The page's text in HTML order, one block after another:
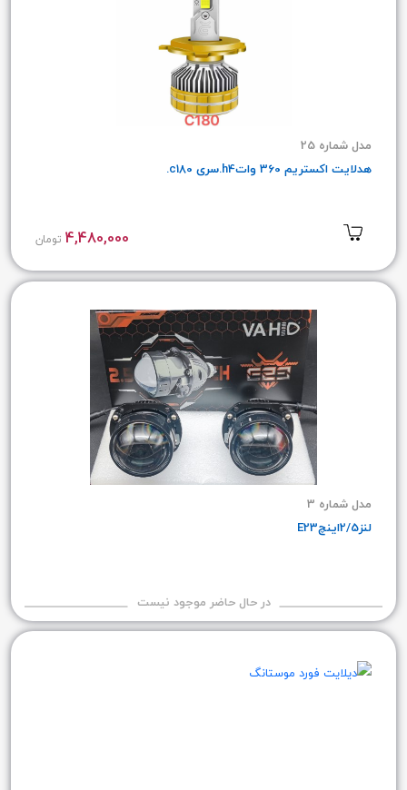
مدل شماره 25
هدلایت اکستریم 360 واتh4.سری c180.
4,480,000 تومان
مدل شماره 3
لنز2/5اینچE23
در حال حاضر موجود نیست